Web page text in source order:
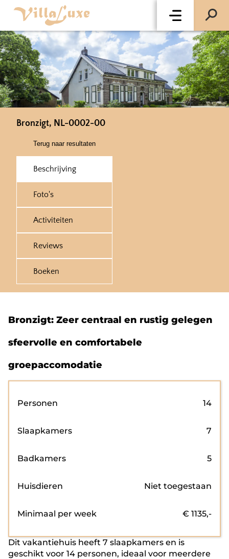
Bronzigt, NL-0002-00
Terug naar resultaten
Beschrijving
Foto's
Activiteiten
Reviews
Boeken
Bronzigt: Zeer centraal en rustig gelegen
sfeervolle en comfortabele
groepaccomodatie
Personen 14
Slaapkamers 7
Badkamers 5
Huisdieren Niet toegestaan
Minimaal per week € 1135,-
Dit vakantiehuis heeft 7 slaapkamers en is
geschikt voor 14 personen, ideaal voor meerdere